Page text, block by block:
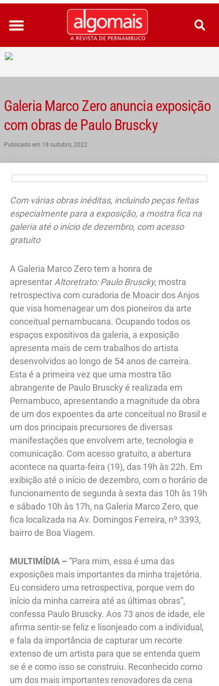
Ir
para
conteúdo
Galeria Marco Zero anuncia exposição
com obras de Paulo Bruscky
Publicado em 18 outubro, 2022
Com várias obras inéditas, incluindo peças feitas
especialmente para a exposição, a mostra fica na
galeria até o início de dezembro, com acesso
gratuito
A Galeria Marco Zero tem a honra de
apresentar Altoretrato: Paulo Bruscky, mostra
retrospectiva com curadoria de Moacir dos Anjos
que visa homenagear um dos pioneiros da arte
conceitual pernambucana. Ocupando todos os
espaços expositivos da galeria, a exposição
apresenta mais de cem trabalhos do artista
desenvolvidos ao longo de 54 anos de carreira.
Esta é a primeira vez que uma mostra tão
abrangente de Paulo Bruscky é realizada em
Pernambuco, apresentando a magnitude da obra
de um dos expoentes da arte conceitual no Brasil e
um dos principais precursores de diversas
manifestações que envolvem arte, tecnologia e
comunicação. Com acesso gratuito, a abertura
acontece na quarta-feira (19), das 19h às 22h. Em
exibição até o início de dezembro, com o horário de
funcionamento de segunda à sexta das 10h às 19h
e sábado 10h às 17h, na Galeria Marco Zero, que
fica localizada na Av. Domingos Ferreira, nº 3393,
bairro de Boa Viagem.
MULTIMÍDIA – “Para mim, essa é uma das
exposições mais importantes da minha trajetória.
Eu considero uma retrospectiva, porque vem do
início da minha carreira até as últimas obras”,
confessa Paulo Bruscky. Aos 73 anos de idade, ele
afirma sentir-se feliz e lisonjeado com a individual,
e fala da importância de capturar um recorte
extenso de um artista para que se entenda quem
se é e como isso se construiu. Reconhecido como
um dos mais importantes renovadores da cena